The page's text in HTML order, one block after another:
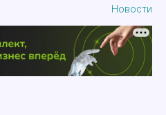
Новости